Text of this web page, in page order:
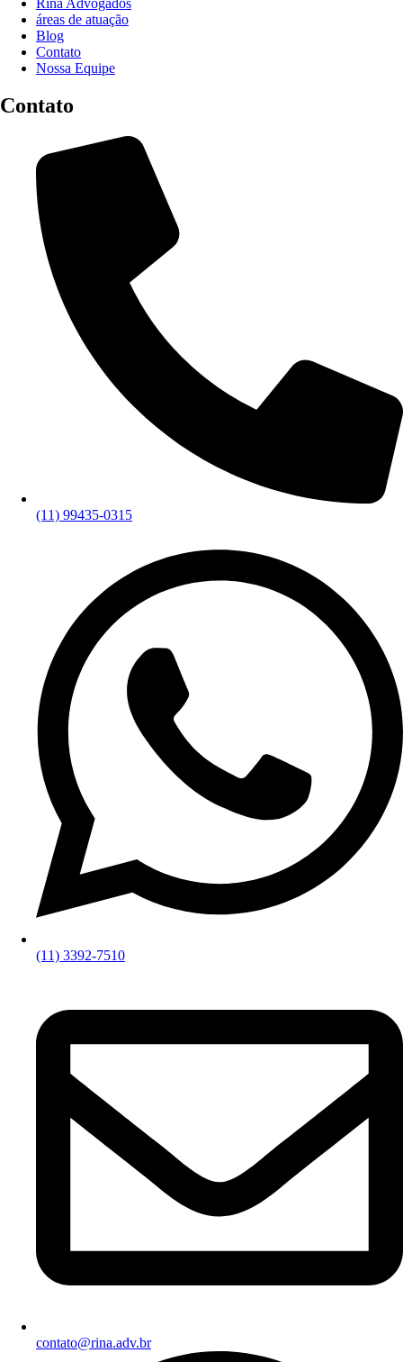
áreas de atuação
Blog
Contato
Nossa Equipe
Contato
(11) 99435-0315
(11) 3392-7510
contato@rina.adv.br